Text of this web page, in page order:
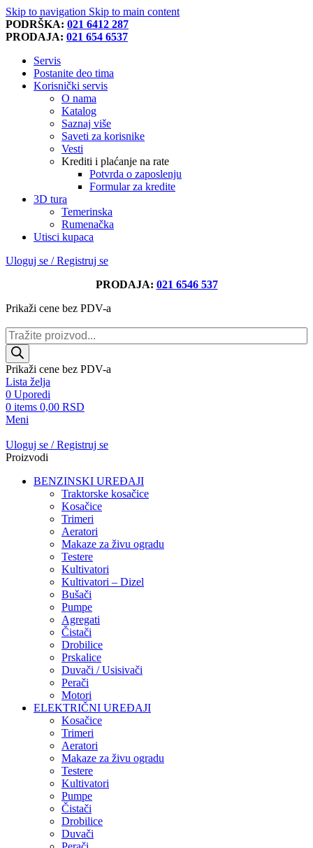
Skip to navigation Skip to main content
PODRŠKA: 021 6412 287
PRODAJA: 021 654 6537
Servis
Postanite deo tima
Korisnički servis
O nama
Katalog
Saznaj više
Saveti za korisnike
Vesti
Krediti i plaćanje na rate
Potvrda o zaposlenju
Formular za kredite
3D tura
Temerinska
Rumenačka
Utisci kupaca
Uloguj se / Registruj se
PRODAJA: 021 6546 537
Prikaži cene bez PDV-a
Prikaži cene bez PDV-a
Lista želja
0 Uporedi
0 items 0,00 RSD
Meni
Uloguj se / Registruj se
Proizvodi
BENZINSKI UREĐAJI
Traktorske kosačice
Kosačice
Trimeri
Aeratori
Makaze za živu ogradu
Testere
Kultivatori
Kultivatori – Dizel
Bušači
Pumpe
Agregati
Čistači
Drobilice
Prskalice
Duvači / Usisivači
Perači
Motori
ELEKTRIČNI UREĐAJI
Kosačice
Trimeri
Aeratori
Makaze za živu ogradu
Testere
Kultivatori
Pumpe
Čistači
Drobilice
Duvači